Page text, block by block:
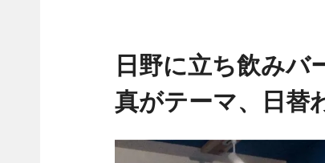
日野に立ち飲み
真がテーマ、日替